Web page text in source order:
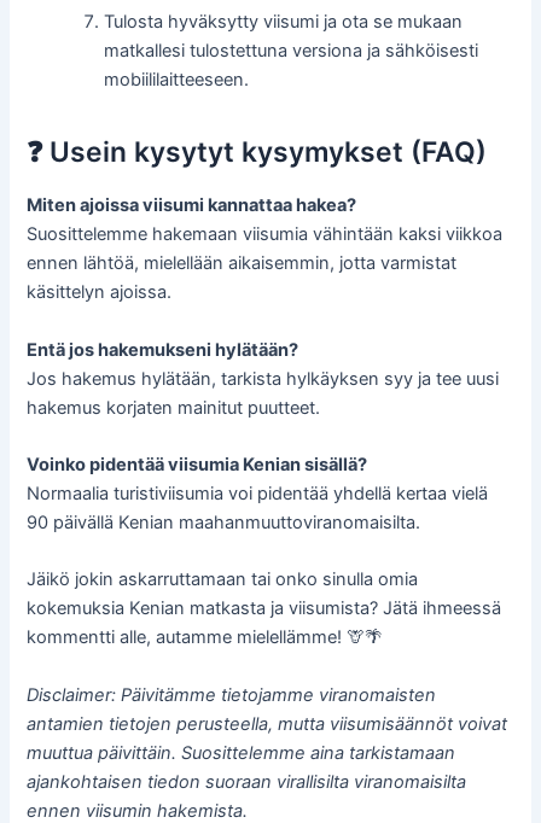
Tulosta hyväksytty viisumi ja ota se mukaan
matkallesi tulostettuna versiona ja sähköisesti
mobiililaitteeseen.
❓ Usein kysytyt kysymykset (FAQ)
Miten ajoissa viisumi kannattaa hakea?
Suosittelemme hakemaan viisumia vähintään kaksi viikkoa
ennen lähtöä, mielellään aikaisemmin, jotta varmistat
käsittelyn ajoissa.
Entä jos hakemukseni hylätään?
Jos hakemus hylätään, tarkista hylkäyksen syy ja tee uusi
hakemus korjaten mainitut puutteet.
Voinko pidentää viisumia Kenian sisällä?
Normaalia turistiviisumia voi pidentää yhdellä kertaa vielä
90 päivällä Kenian maahanmuuttoviranomaisilta.
Jäikö jokin askarruttamaan tai onko sinulla omia
kokemuksia Kenian matkasta ja viisumista? Jätä ihmeessä
kommentti alle, autamme mielellämme! 🦒🌴
Disclaimer: Päivitämme tietojamme viranomaisten
antamien tietojen perusteella, mutta viisumisäännöt voivat
muuttua päivittäin. Suosittelemme aina tarkistamaan
ajankohtaisen tiedon suoraan virallisilta viranomaisilta
ennen viisumin hakemista.